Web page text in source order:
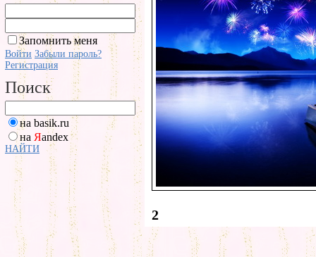
Запомнить меня
Войти Забыли пароль?
Регистрация
Поиск
на basik.ru
на Яandex
НАЙТИ
2